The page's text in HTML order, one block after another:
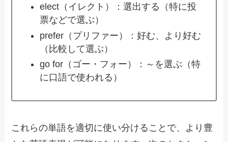
elect（イレクト）：選出する（特に投
票などで選ぶ）
prefer（プリファー）：好む、より好む
（比較して選ぶ）
go for（ゴー・フォー）：～を選ぶ（特
に口語で使われる）
これらの単語を適切に使い分けることで、より豊